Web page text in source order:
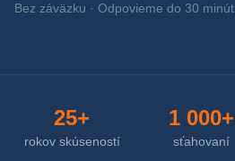
Bez záväzku · Odpovieme do 30 minút
25+
rokov skúseností
1 000+
sťahovaní